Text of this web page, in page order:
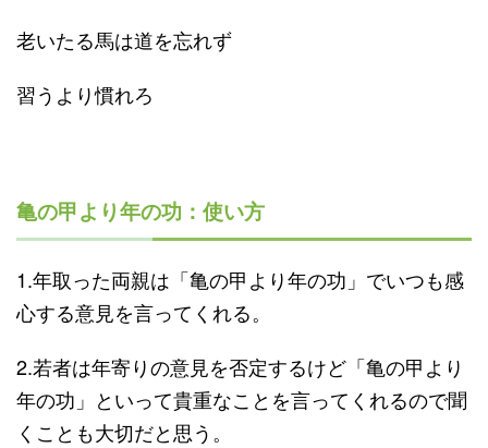
老いたる馬は道を忘れず
習うより慣れろ
亀の甲より年の功：使い方
1.年取った両親は「亀の甲より年の功」でいつも感
心する意見を言ってくれる。
2.若者は年寄りの意見を否定するけど「亀の甲より
年の功」といって貴重なことを言ってくれるので聞
くことも大切だと思う。